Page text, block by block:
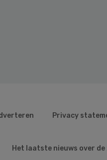
Privacy
Het laatste nieuws over